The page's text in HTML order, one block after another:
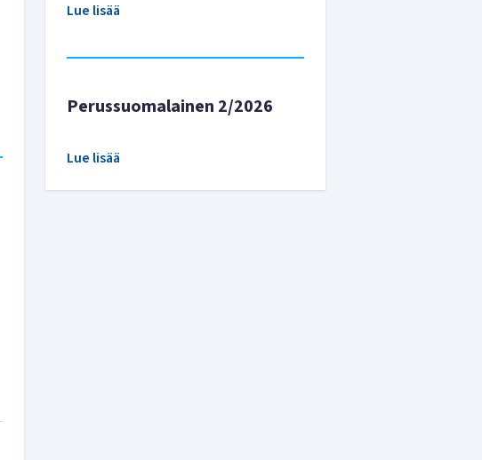
Lue lisää
Perussuomalainen 2/2026
Lue lisää